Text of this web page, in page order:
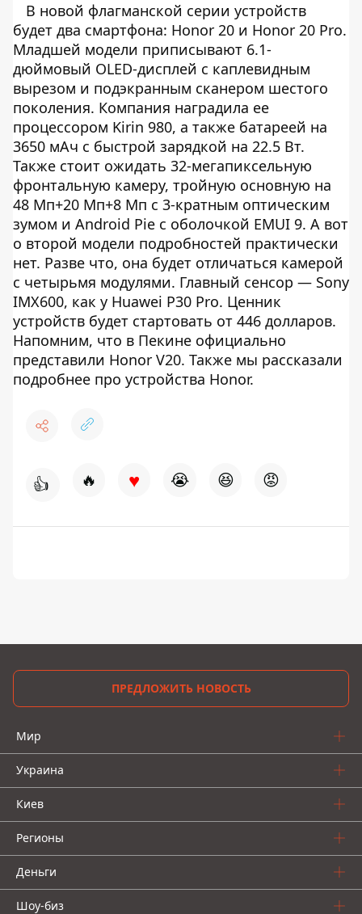
В новой флагманской серии устройств
будет два смартфона: Honor 20 и Honor 20 Pro.
Младшей модели приписывают 6.1-
дюймовый OLED-дисплей с каплевидным
вырезом и подэкранным сканером шестого
поколения. Компания наградила ее
процессором Kirin 980, а также батареей на
3650 мАч с быстрой зарядкой на 22.5 Вт.
Также стоит ожидать 32-мегапиксельную
фронтальную камеру, тройную основную на
48 Мп+20 Мп+8 Мп с 3-кратным оптическим
зумом и Android Pie с оболочкой EMUI 9. А вот
о второй модели подробностей практически
нет. Разве что, она будет отличаться камерой
с четырьмя модулями. Главный сенсор — Sony
IMX600, как у Huawei P30 Pro. Ценник
устройств будет стартовать от 446 долларов.
Напомним, что в Пекине официально
представили Honor V20. Также мы рассказали
подробнее про устройства Honor.
👍 🔥 ♥ 😭 😆 😡
ПРЕДЛОЖИТЬ НОВОСТЬ
Мир
Украина
Киев
Регионы
Деньги
Шоу-биз